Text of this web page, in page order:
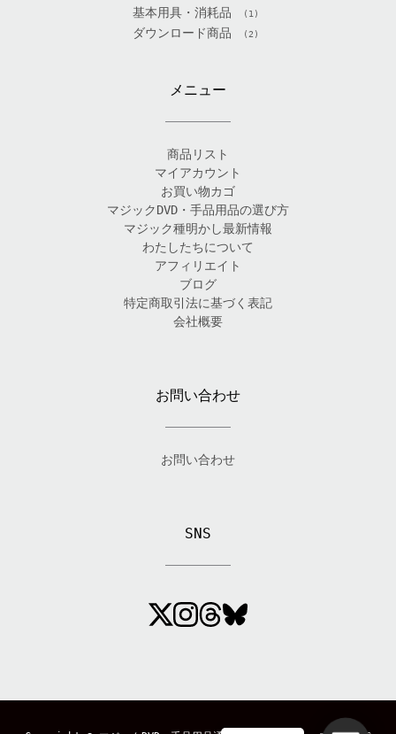
基本用具・消耗品 (1)
ダウンロード商品 (2)
メニュー
商品リスト
マイアカウント
お買い物カゴ
マジックDVD・手品用品の選び方
マジック種明かし最新情報
わたしたちについて
アフィリエイト
ブログ
特定商取引法に基づく表記
会社概要
お問い合わせ
お問い合わせ
SNS